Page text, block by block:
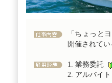
「ちょっと
開催されて
1. 業務委託
2. アルバイト